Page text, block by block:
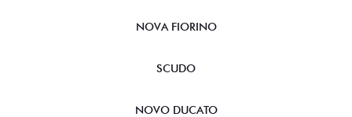
NOVA FIORINO
SCUDO
NOVO DUCATO